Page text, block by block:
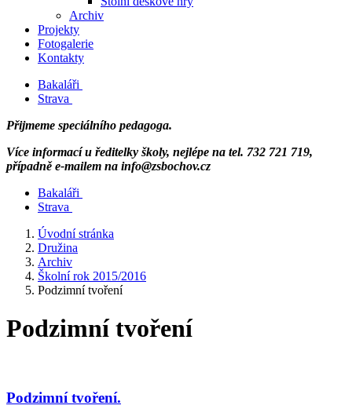
Archiv
Projekty
Fotogalerie
Kontakty
Bakaláři
Strava
Přijmeme speciálního pedagoga.
Více informací u ředitelky školy, nejlépe na tel. 732 721 719,
případně e-mailem na info@zsbochov.cz
Bakaláři
Strava
Úvodní stránka
Družina
Archiv
Školní rok 2015/2016
Podzimní tvoření
Podzimní tvoření
Podzimní tvoření.